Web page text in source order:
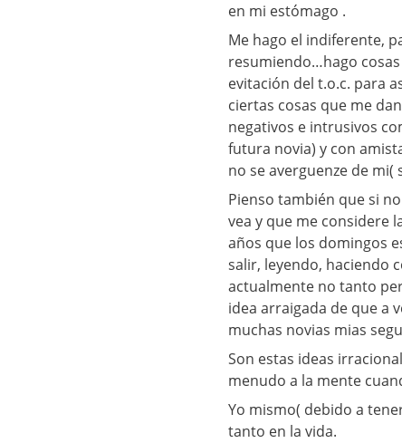
en mi estómago .
Me hago el indiferente,
resumiendo…hago
evitación del t.o.c. para
ciertas cosas que me
negativos e intrusivos
futura novia) y con
no se averguenze de mi(
Pienso también que si
vea y que me considere
años que los domingos
salir, leyendo, haciendo
actualmente no tanto
idea arraigada de que a
muchas novias mias
Son estas ideas
menudo a la mente
Yo mismo( debido a
tanto en la vida.